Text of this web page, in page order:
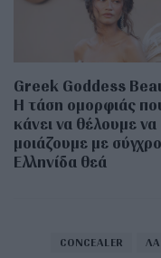
Greek Goddess
Η τάση ομορφιάς
κάνει να θέλουμε να
μοιάζουμε με
Ελληνίδα θεά
CONCEALER